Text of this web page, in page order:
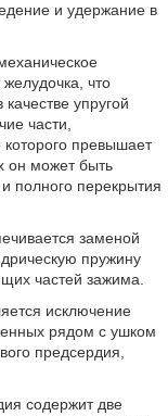
и удержание в
что
упругой
части,
превышает
он может быть
полного перекрытия
заменой
пружину
частей зажима.
исключение
рядом с ушком
предсердия,
содержит две